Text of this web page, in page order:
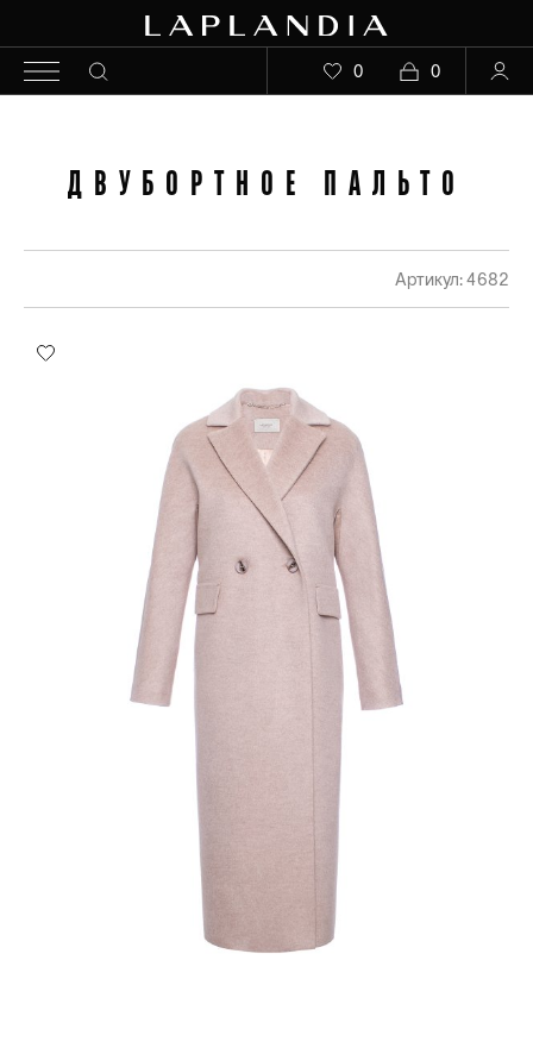
0 0
ДВУБОРТНОЕ ПАЛЬТО
Артикул: 4682